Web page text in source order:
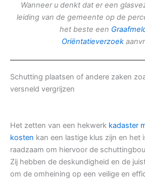
Wanneer u denkt dat er een
leiding van de gemeente op de
het beste een
Oriëntatieverzoek
Schutting plaatsen of andere zaken
versneld vergrijzen
Het zetten van een hekwerk kadaster
kosten kan een lastige klus zijn en het
raadzaam om hiervoor de
Zij hebben de deskundigheid en de
om de omheining op een veilige en